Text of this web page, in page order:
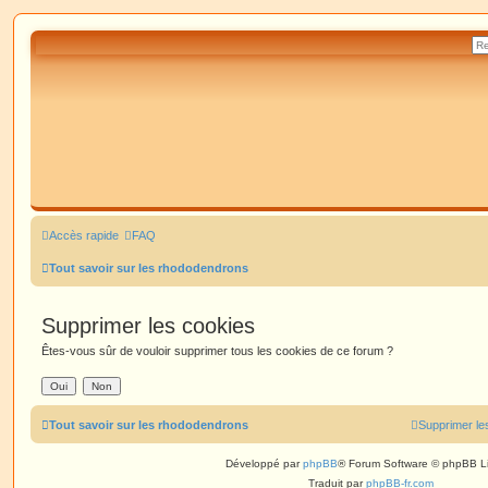
Accès rapide FAQ
Tout savoir sur les rhododendrons
Supprimer les cookies
Êtes-vous sûr de vouloir supprimer tous les cookies de ce forum ?
Tout savoir sur les rhododendrons Supprimer
Développé parphpBB® Forum Software © phpBB
Traduit parphpBB-fr.com